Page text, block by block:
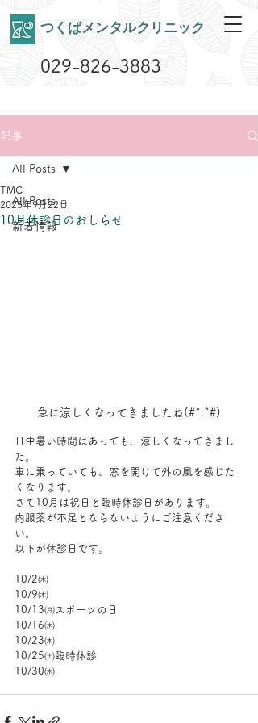
​つくばメンタルクリニック
029-826-3883
記事
All Posts
新着情報
All Posts
10月休診日のおしらせ
TMC
2025年9月22日
急に涼しくなってきましたね(#^.^#)
日中暑い時間はあっても、涼しくなってきまし
た。
車に乗っていても、窓を開けて外の風を感じた
くなります。
さて10月は祝日と臨時休診日があります。
内服薬が不足とならないようにご注意くださ
い。
以下が休診日です。
10/2㈭
10/9㈭
10/13㈪スポーツの日
10/16㈭
10/23㈭
10/25㈯臨時休診
10/30㈭